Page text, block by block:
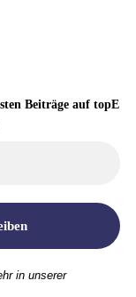
Beiträge auf topE
in unserer